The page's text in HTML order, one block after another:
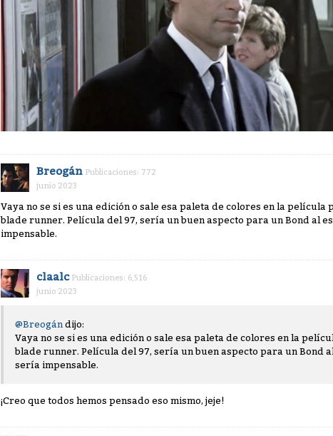
Breogán Publicaciones: 772
junio 2023
Vaya no se si es una edición o sale esa paleta de colores en la
blade runner. Película del 97, sería un buen aspecto para un Bond al
impensable.
claalc Publicaciones: 6,516
junio 2023
@Breogán dijo:
Vaya no se si es una edición o sale esa paleta de colores en la
blade runner. Película del 97, sería un buen aspecto para un Bond
sería impensable.
¡Creo que todos hemos pensado eso mismo, jeje!